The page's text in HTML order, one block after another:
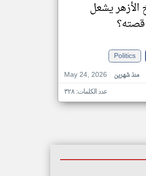
الأزهر يشعل
قصته؟
Politics
May 24, 2026
منذ شهرين
عدد الكلمات: ٣٢٨